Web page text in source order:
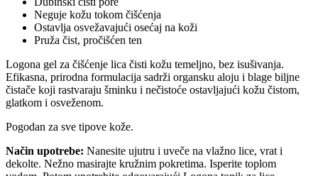
Neguje kožu tokom čišćenja
Ostavlja osvežavajući osećaj na koži
Pruža čist, pročišćen ten
Logona gel za čišćenje lica čisti kožu temeljno, bez isušivanja.
Efikasna, prirodna formulacija sadrži organsku aloju i blage biljne
čistače koji rastvaraju šminku i nečistoće ostavljajući kožu čistom,
glatkom i osveženom.
Pogodan za sve tipove kože.
Način upotrebe: Nanesite ujutru i uveče na vlažno lice, vrat i
dekolte. Nežno masirajte kružnim pokretima. Isperite toplom